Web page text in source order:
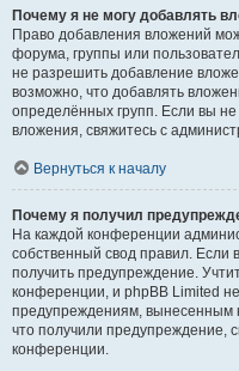
Почему я не могу добавлять
Право добавления вложений
форума, группы или
не разрешить добавление
возможно, что добавлять
определённых групп. Если вы
вложения, свяжитесь с
Вернуться к началу
Почему я получил
На каждой конференции
собственный свод правил.
получить предупреждение.
конференции, и phpBB Limited
предупреждениям, вынесенным
что получили предупреждение,
конференции.